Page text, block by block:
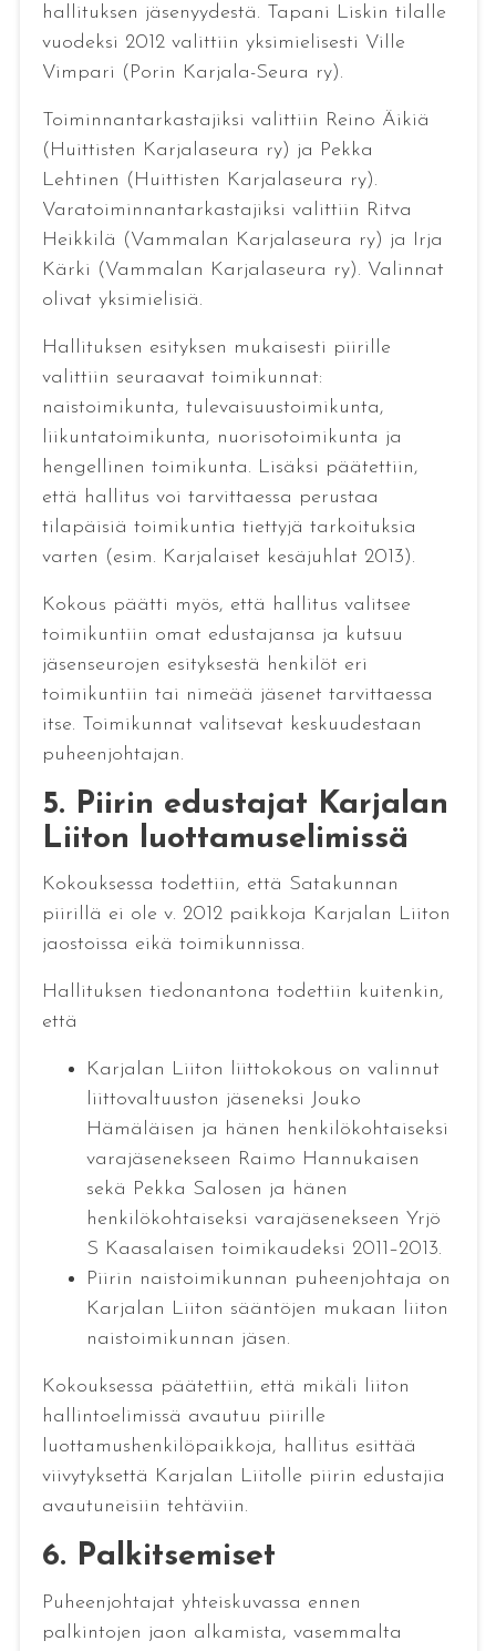
hallituksen jäsenyydestä. Tapani Liskin tilalle
vuodeksi 2012 valittiin yksimielisesti Ville
Vimpari (Porin Karjala-Seura ry).
Toiminnantarkastajiksi valittiin Reino Äikiä
(Huittisten Karjalaseura ry) ja Pekka
Lehtinen (Huittisten Karjalaseura ry).
Varatoiminnantarkastajiksi valittiin Ritva
Heikkilä (Vammalan Karjalaseura ry) ja Irja
Kärki (Vammalan Karjalaseura ry). Valinnat
olivat yksimielisiä.
Hallituksen esityksen mukaisesti piirille
valittiin seuraavat toimikunnat:
naistoimikunta, tulevaisuustoimikunta,
liikuntatoimikunta, nuorisotoimikunta ja
hengellinen toimikunta. Lisäksi päätettiin,
että hallitus voi tarvittaessa perustaa
tilapäisiä toimikuntia tiettyjä tarkoituksia
varten (esim. Karjalaiset kesäjuhlat 2013).
Kokous päätti myös, että hallitus valitsee
toimikuntiin omat edustajansa ja kutsuu
jäsenseurojen esityksestä henkilöt eri
toimikuntiin tai nimeää jäsenet tarvittaessa
itse. Toimikunnat valitsevat keskuudestaan
puheenjohtajan.
5. Piirin edustajat Karjalan
Liiton luottamuselimissä
Kokouksessa todettiin, että Satakunnan
piirillä ei ole v. 2012 paikkoja Karjalan Liiton
jaostoissa eikä toimikunnissa.
Hallituksen tiedonantona todettiin kuitenkin,
että
Karjalan Liiton liittokokous on valinnut
liittovaltuuston jäseneksi Jouko
Hämäläisen ja hänen henkilökohtaiseksi
varajäsenekseen Raimo Hannukaisen
sekä Pekka Salosen ja hänen
henkilökohtaiseksi varajäsenekseen Yrjö
S Kaasalaisen toimikaudeksi 2011–2013.
Piirin naistoimikunnan puheenjohtaja on
Karjalan Liiton sääntöjen mukaan liiton
naistoimikunnan jäsen.
Kokouksessa päätettiin, että mikäli liiton
hallintoelimissä avautuu piirille
luottamushenkilöpaikkoja, hallitus esittää
viivytyksettä Karjalan Liitolle piirin edustajia
avautuneisiin tehtäviin.
6. Palkitsemiset
Puheenjohtajat yhteiskuvassa ennen
palkintojen jaon alkamista, vasemmalta